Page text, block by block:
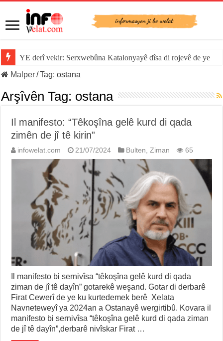
YE derî vekir: Serxwebûna Katalonyayê dîsa di rojevê de ye
Malper/Tag:ostana
Arşîvên Tag: ostana
Il manifesto: “Têkoşîna gelê kurd di qada
zimên de jî tê kirin”
infowelat.com 21/07/2024 Bulten,Ziman 65
Il manifesto bi sernivîsa “têkoşîna gelê kurd di qada
ziman de jî tê dayîn” gotarekê weşand. Gotar di derbarê
Firat Cewerî de ye ku kurtedemek berê Xelata
Navneteweyî ya 2024an a Ostanayê wergirtibû. Kovara il
manifesto bi sernivîsa “têkoşîna gelê kurd di qada ziman
de jî tê dayîn”,derbarê nivîskar Firat …